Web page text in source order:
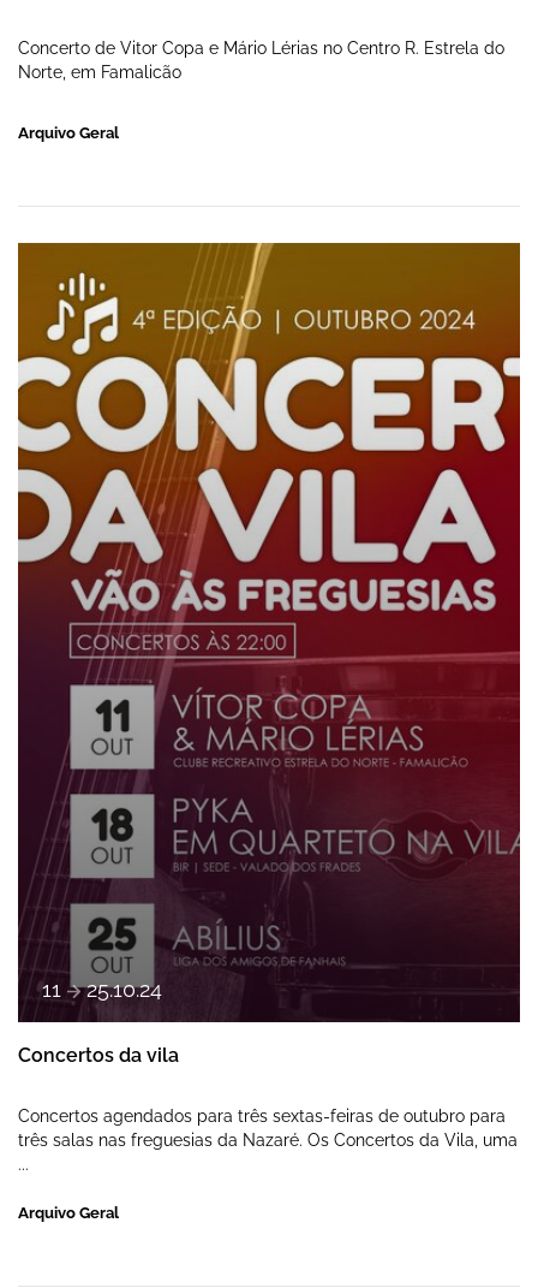
Concerto de Vitor Copa e Mário Lérias no Centro R. Estrela do
Norte, em Famalicão
Arquivo Geral
Concertos da vila
11 a 25.10.24
Concertos da vila
Concertos agendados para três sextas-feiras de outubro para
três salas nas freguesias da Nazaré. Os Concertos da Vila, uma
...
Arquivo Geral